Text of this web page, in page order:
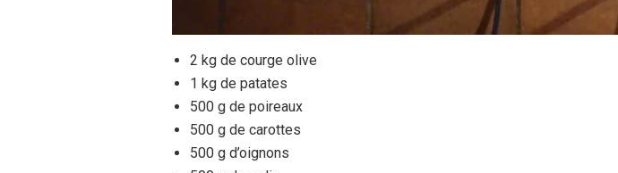
2 kg de courge olive
1 kg de patates
500 g de poireaux
500 g de carottes
500 g d’oignons